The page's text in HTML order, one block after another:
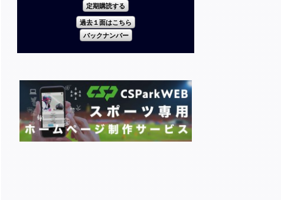
定期購読する
過去１面はこちら
バックナンバー